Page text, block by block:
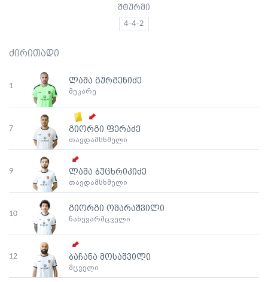
შტურმი
4-4-2
ძირითადი
1
ლაშა გურგენიძე
მეკარე
7 გიორგი ფერაძე
თავდამსხმელი
9 ლაშა ბუცხრიკიძე
თავდამსხმელი
10
გიორგი ომარაშვილი
ნახევარმცველი
12 ბაჩანა მოსაშვილი
მცველი